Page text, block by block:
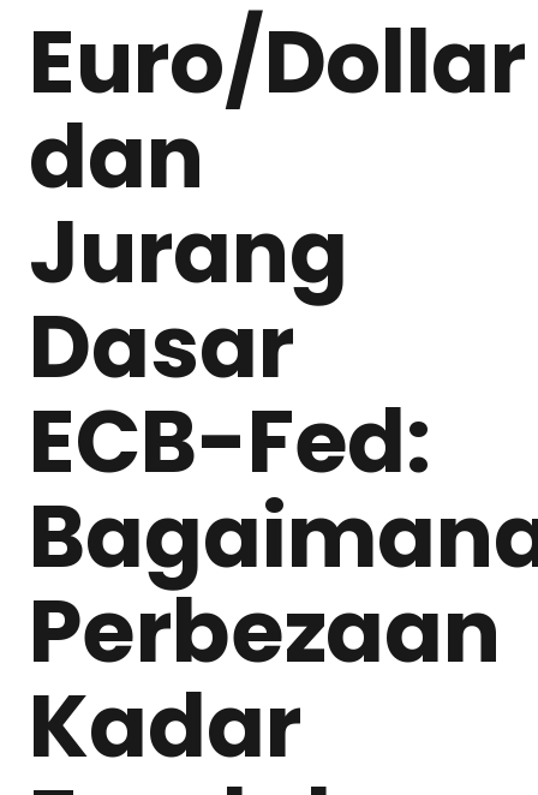
Euro/Dollar
dan
Jurang
Dasar
ECB-Fed:
Perbezaan
Kadar